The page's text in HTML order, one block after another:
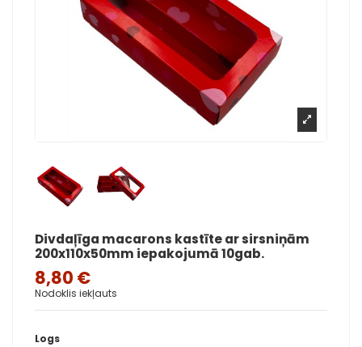
Divdaļīga macarons kastīte ar sirsniņām
200x110x50mm iepakojumā 10gab.
8,80 €
Nodoklis iekļauts
Logs